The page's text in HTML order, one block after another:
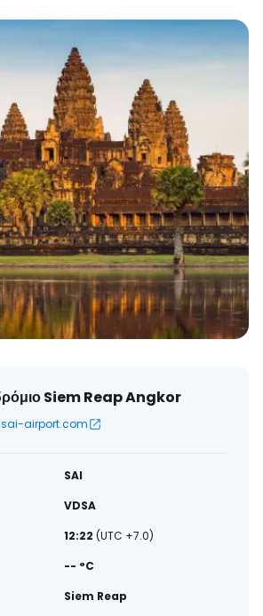
Siem Reap Angkor
airport.com
SAI
VDSA
12:22 (UTC +7.0)
-- °C
Siem Reap
Συνεχίστε με email